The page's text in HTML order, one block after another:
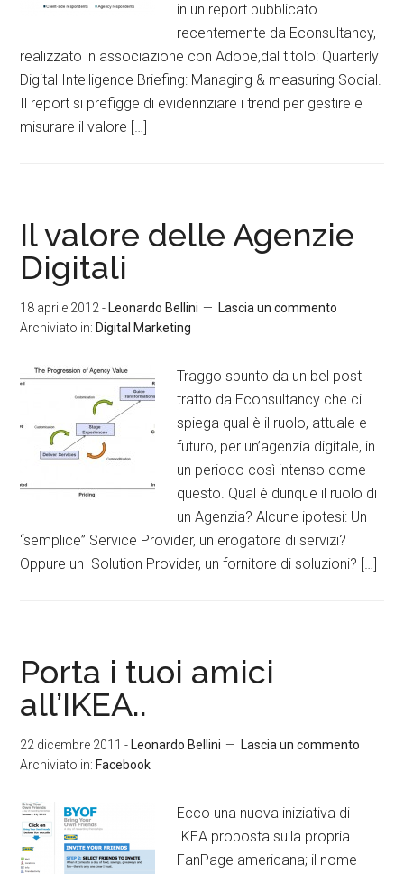
in un report pubblicato
recentemente da Econsultancy,
realizzato in associazione con Adobe,dal titolo: Quarterly
Digital Intelligence Briefing: Managing & measuring Social.
Il report si prefigge di evidennziare i trend per gestire e
misurare il valore […]
Il valore delle Agenzie
Digitali
18 aprile 2012 - Leonardo Bellini
Lascia un commento
Archiviato in: Digital Marketing
Traggo spunto da un bel post
tratto da Econsultancy che ci
spiega qual è il ruolo, attuale e
futuro, per un’agenzia digitale, in
un periodo così intenso come
questo. Qual è dunque il ruolo di
un Agenzia? Alcune ipotesi: Un
“semplice” Service Provider, un erogatore di servizi?
Oppure un Solution Provider, un fornitore di soluzioni? […]
Porta i tuoi amici
all’IKEA..
22 dicembre 2011 - Leonardo Bellini
Lascia un commento
Archiviato in: Facebook
Ecco una nuova iniziativa di
IKEA proposta sulla propria
FanPage americana; il nome